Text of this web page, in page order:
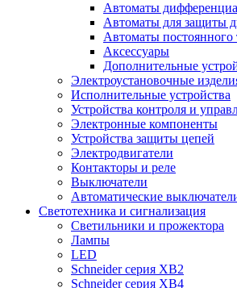
Автоматы
Автоматы для защиты
Автоматы постоянного
Аксессуары
Дополнительные
Электроустановочные
Исполнительные устройства
Устройства контроля и
Электронные компоненты
Устройства защиты цепей
Электродвигатели
Контакторы и реле
Выключатели
Автоматические
Светотехника и сигнализация
Светильники и прожектора
Лампы
LED
Schneider серия XB2
Schneider серия XB4